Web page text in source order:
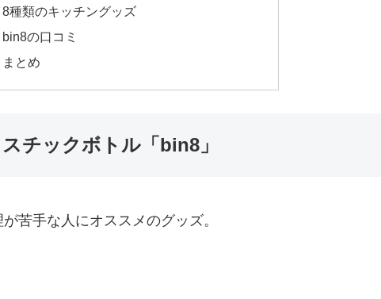
8種類のキッチングッズ
bin8の口コミ
まとめ
チックボトル「bin8」
苦手な人にオススメのグッズ。